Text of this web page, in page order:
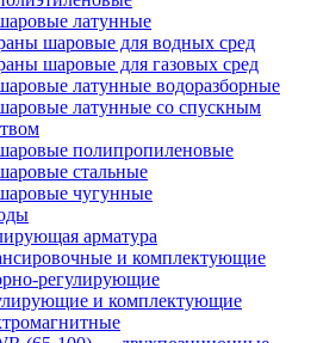
латунные
шаровые для водных сред
шаровые для газовых сред
латунные водоразборные
латунные со спускным
полипропиленовые
стальные
чугунные
арматура
и комплектующие
регулирующие
и комплектующие